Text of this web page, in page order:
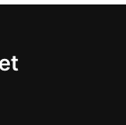
SEGÍTIK